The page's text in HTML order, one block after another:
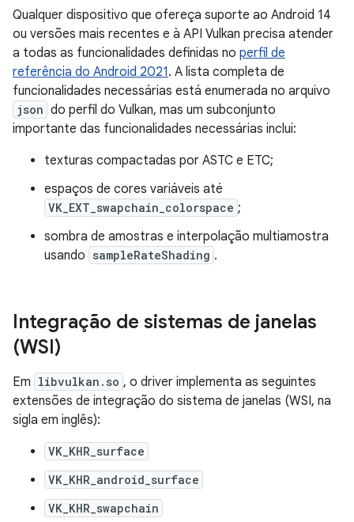
Qualquer dispositivo que ofereça suporte ao Android 14
ou versões mais recentes e à API Vulkan precisa atender
a todas as funcionalidades definidas no perfil de
referência do Android 2021. A lista completa de
funcionalidades necessárias está enumerada no arquivo
json do perfil do Vulkan, mas um subconjunto
importante das funcionalidades necessárias inclui:
texturas compactadas por ASTC e ETC;
espaços de cores variáveis até
VK_EXT_swapchain_colorspace ;
sombra de amostras e interpolação multiamostra
usando sampleRateShading .
Integração de sistemas de janelas
(WSI)
Em libvulkan.so , o driver implementa as seguintes
extensões de integração do sistema de janelas (WSI, na
sigla em inglês):
VK_KHR_surface
VK_KHR_android_surface
VK_KHR_swapchain